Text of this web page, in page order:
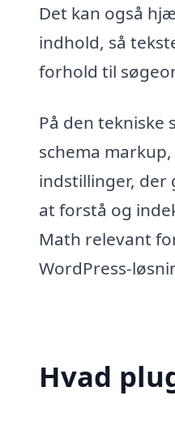
Det kan også
indhold, så
forhold til
På den tekniske
schema markup,
indstillinger, der
at forstå og
Math relevant
WordPress-
Hvad